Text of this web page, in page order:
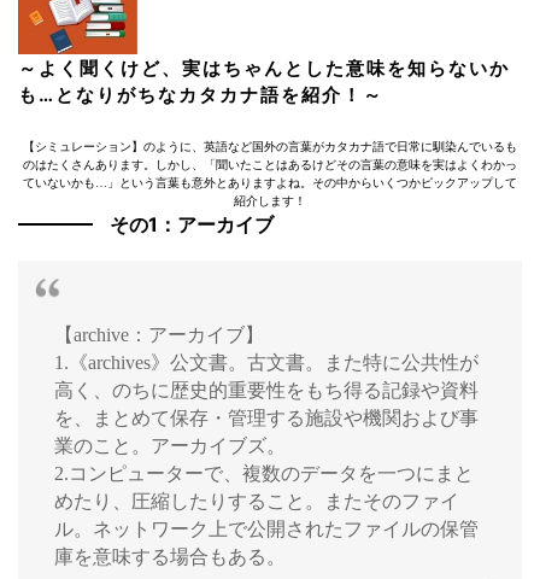
～よく聞くけど、実はちゃんとした意味を知らないか
も…となりがちなカタカナ語を紹介！～
【シミュレーション】のように、英語など国外の言葉がカタカナ語で日常に馴染んでいるも
のはたくさんあります。しかし、「聞いたことはあるけどその言葉の意味を実はよくわかっ
ていないかも…」という言葉も意外とありますよね。その中からいくつかピックアップして
紹介します！
その1：アーカイブ
【archive：アーカイブ】
1.《archives》公文書。古文書。また特に公共性が
高く、のちに歴史的重要性をもち得る記録や資料
を、まとめて保存・管理する施設や機関および事
業のこと。アーカイブズ。
2.コンピューターで、複数のデータを一つにまと
めたり、圧縮したりすること。またそのファイ
ル。ネットワーク上で公開されたファイルの保管
庫を意味する場合もある。